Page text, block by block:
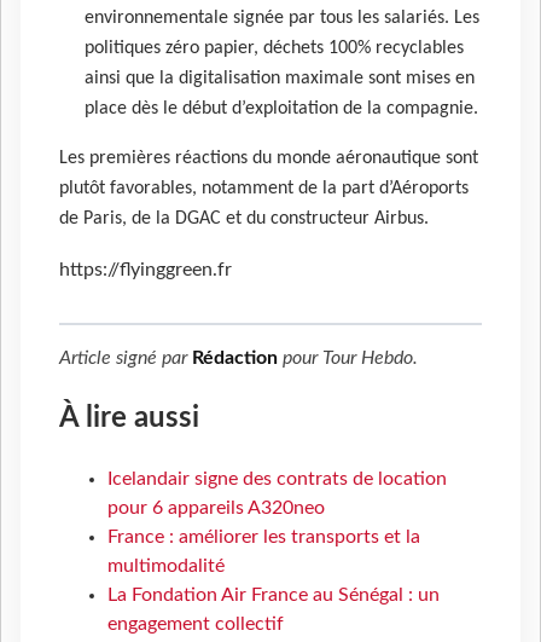
environnementale signée par tous les salariés. Les
politiques zéro papier, déchets 100% recyclables
ainsi que la digitalisation maximale sont mises en
place dès le début d’exploitation de la compagnie.
Les premières réactions du monde aéronautique sont
plutôt favorables, notamment de la part d’Aéroports
de Paris, de la DGAC et du constructeur Airbus.
https://flyinggreen.fr
Article signé par Rédaction pour Tour Hebdo.
À lire aussi
Icelandair signe des contrats de location
pour 6 appareils A320neo
France : améliorer les transports et la
multimodalité
La Fondation Air France au Sénégal : un
engagement collectif